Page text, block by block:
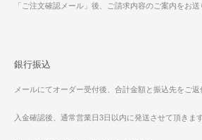
「ご注文確認メール」後、ご請求内容のご案内をお送
銀行振込
メールにてオーダー受付後、合計金額と振込先をご返
入金確認後、通常営業日3日以内に発送させて頂きます